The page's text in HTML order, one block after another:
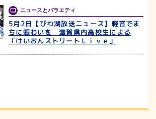
ニュースとバラエティ
5月2日【びわ湖放送ニュース】軽音でま
ちに賑わいを 滋賀県内高校生による
「けいおんストリートＬｉｖｅ」